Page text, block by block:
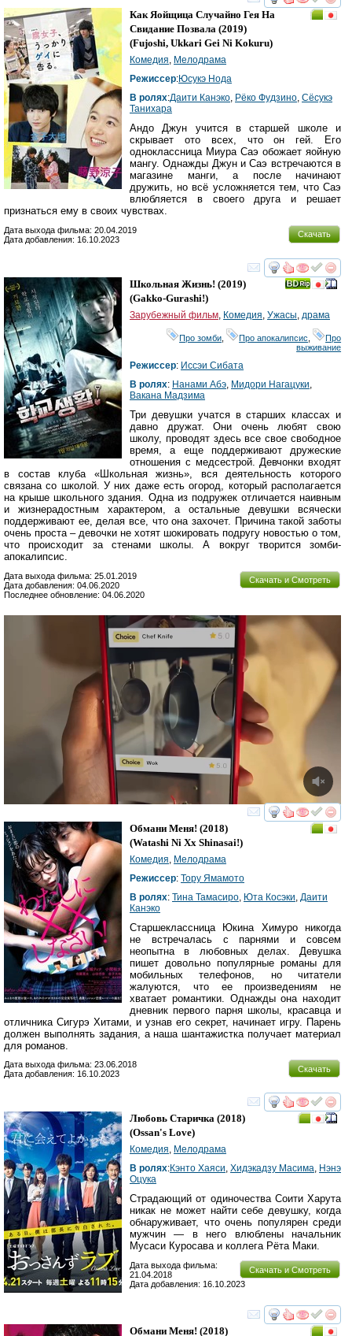
смотреть
Как Яойщица Случайно Гея На
Свидание Позвала (2019)
(Fujoshi, Ukkari Gei Ni Kokuru)
Комедия, Мелодрама
Режиссер:Юсукэ Нода
В ролях:Даити Канэко, Рёко Фудзино, Сёсукэ
Танихара
Андо Джун учится в старшей школе и
скрывает ото всех, что он гей. Его
одноклассница Миура Саэ обожает яойную
мангу. Однажды Джун и Саэ встречаются в
магазине манги, а после начинают
дружить, но всё усложняется тем, что Саэ
влюбляется в своего друга и решает
признаться ему в своих чувствах.
Скачать
Дата выхода фильма: 20.04.2019
Дата добавления: 16.10.2023
смотреть
Школьная Жизнь! (2019)
(Gakko-Gurashi!)
Зарубежный фильм Комедия Ужасы драма
Про зомби Про апокалипсис
Про
выживание
Режиссер: Иссэи Сибата
В ролях: Нанами Абэ Мидори Нагацуки
Вакана Мадзима
Три девушки учатся в старших классах и
давно дружат. Они очень любят свою
школу, проводят здесь все свое свободное
время, а еще поддерживают дружеские
отношения с медсестрой. Девчонки входят
в состав клуба «Школьная жизнь», вся деятельность которого
связана со школой. У них даже есть огород, который располагается
на крыше школьного здания. Одна из подружек отличается наивным
и жизнерадостным характером, а остальные девушки всячески
поддерживают ее, делая все, что она захочет. Причина такой заботы
очень проста – девочки не хотят шокировать подругу новостью о том,
что происходит за стенами школы. А вокруг творится зомби-
апокалипсис.
Скачать и Смотреть
Дата выхода фильма: 25.01.2019
Дата добавления: 04.06.2020
Последнее обновление: 04.06.2020
смотреть
Обмани Меня! (2018)
(Watashi Ni Xx Shinasai!)
Комедия Мелодрама
Режиссер: Тору Ямамото
В ролях: Тина Тамасиро Юта Косэки Даити
Канэко
Старшеклассница Юкина Химуро никогда
не встречалась с парнями и совсем
неопытна в любовных делах. Девушка
пишет довольно популярные романы для
мобильных телефонов, но читатели
жалуются, что ее произведениям не
хватает романтики. Однажды она находит
дневник первого парня школы, красавца и
отличника Сигурэ Хитами, и узнав его секрет, начинает игру. Парень
должен выполнять задания, а наша шантажистка получает материал
для романов.
Скачать
Дата выхода фильма: 23.06.2018
Дата добавления: 16.10.2023
смотреть
Любовь Старичка (2018)
(Ossan's Love)
Комедия, Мелодрама
В ролях:Кэнто Хаяси, Хидэкадзу Масима, Нэнэ
Оцука
Страдающий от одиночества Соити Харута
никак не может найти себе девушку, когда
обнаруживает, что очень популярен среди
мужчин — в него влюблены начальник
Мусаси Куросава и коллега Рёта Маки.
Скачать и Смотреть
Дата выхода фильма:
21.04.2018
Дата добавления: 16.10.2023
смотреть
Обмани Меня! (2018)